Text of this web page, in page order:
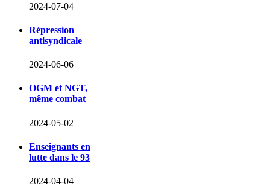
2024-07-04
Répression
antisyndicale
2024-06-06
OGM et NGT,
même combat
2024-05-02
Enseignants en
lutte dans le 93
2024-04-04